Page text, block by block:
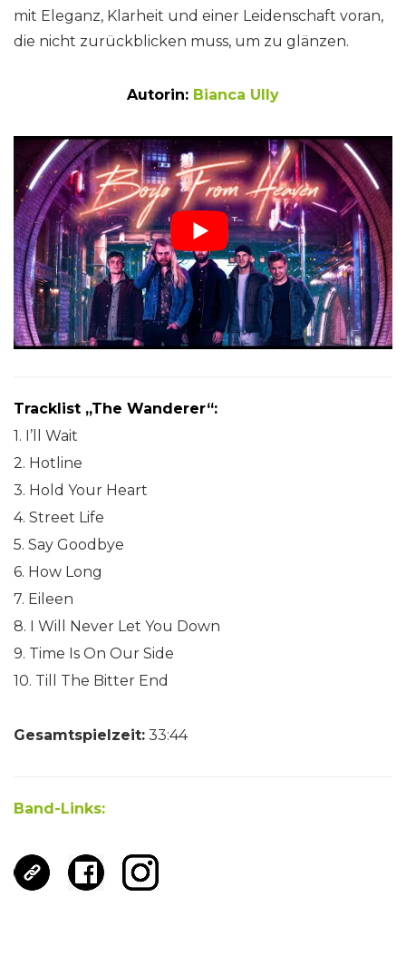
mit Eleganz, Klarheit und einer Leidenschaft voran,
die nicht zurückblicken muss, um zu glänzen.
Autorin: Bianca Ully
Tracklist „The Wanderer“:
1. I’ll Wait
2. Hotline
3. Hold Your Heart
4. Street Life
5. Say Goodbye
6. How Long
7. Eileen
8. I Will Never Let You Down
9. Time Is On Our Side
10. Till The Bitter End
Gesamtspielzeit: 33:44
Band-Links: